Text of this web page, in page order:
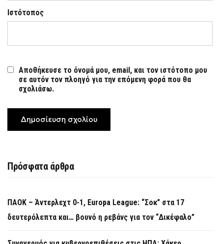
Ιστότοπος
Αποθήκευσε το όνομά μου, email, και τον ιστότοπο μου
σε αυτόν τον πλοηγό για την επόμενη φορά που θα
σχολιάσω.
Πρόσφατα άρθρα
ΠΑΟΚ – Άντερλεχτ 0-1, Europa League: “Σοκ” στα 17
δευτερόλεπτα και… βουνό η ρεβάνς για τον “Δικέφαλο”